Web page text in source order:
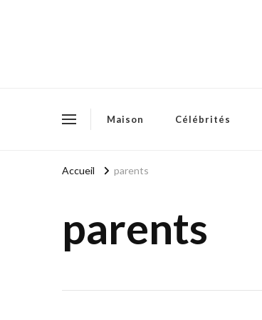
Maison Célébrités
Accueil parents
parents